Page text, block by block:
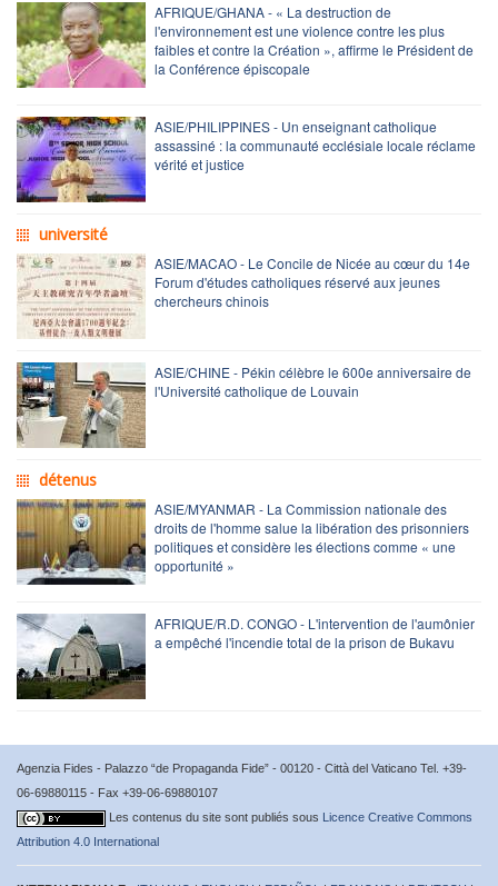
AFRIQUE/GHANA - « La destruction de
l'environnement est une violence contre les plus
faibles et contre la Création », affirme le Président de
la Conférence épiscopale
ASIE/PHILIPPINES - Un enseignant catholique
assassiné : la communauté ecclésiale locale réclame
vérité et justice
université
ASIE/MACAO - Le Concile de Nicée au cœur du 14e
Forum d'études catholiques réservé aux jeunes
chercheurs chinois
ASIE/CHINE - Pékin célèbre le 600e anniversaire de
l'Université catholique de Louvain
détenus
ASIE/MYANMAR - La Commission nationale des
droits de l'homme salue la libération des prisonniers
politiques et considère les élections comme « une
opportunité »
AFRIQUE/R.D. CONGO - L'intervention de l'aumônier
a empêché l'incendie total de la prison de Bukavu
Agenzia Fides - Palazzo “de Propaganda Fide” - 00120 - Città del Vaticano Tel. +39-
06-69880115 - Fax +39-06-69880107
Les contenus du site sont publiés sous Licence Creative Commons
Attribution 4.0 International